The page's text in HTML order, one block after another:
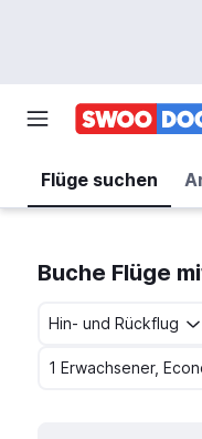
Flüge suchen
Buche Flüge
Hin- und Rückflug
1 Erwachsener,